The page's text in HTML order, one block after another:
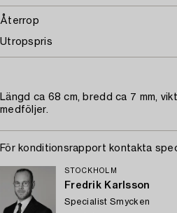
Återrop
Utropspris
Längd ca 68 cm, bredd ca 7 mm,
medföljer.
För konditionsrapport kontakta
STOCKHOLM
Fredrik Karlsson
Specialist Smycken